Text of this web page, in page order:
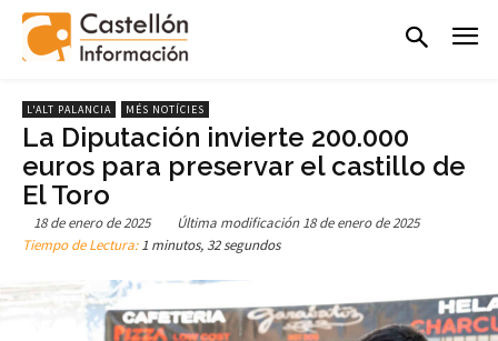
L'ALT PALANCIA MÉS NOTÍCIES
La Diputación invierte 200.000
euros para preservar el castillo de
El Toro
18 de enero de 2025 Última modificación 18 de enero de 2025
Tiempo de Lectura:1 minutos, 32 segundos